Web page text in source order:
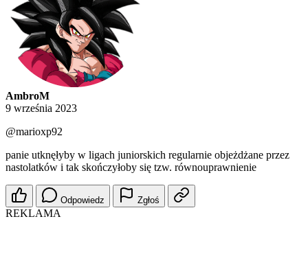
AmbroM
9 września 2023
@marioxp92
panie utknęłyby w ligach juniorskich regularnie objeżdżane przez
nastolatków i tak skończyłoby się tzw. równouprawnienie
Odpowiedz Zgłoś
REKLAMA